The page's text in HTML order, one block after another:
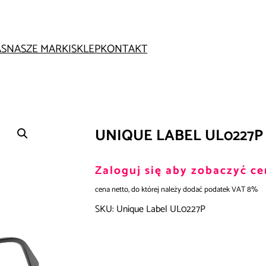
NASZE MARKISKLEPKONTAKT
UNIQUE LABEL UL0227P
Zaloguj się aby zobaczyć
cena netto, do której należy dodać podatek VAT 8%
SKU: Unique Label UL0227P